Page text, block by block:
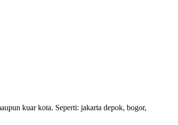
kuar kota. Seperti: jakarta depok, bogor,